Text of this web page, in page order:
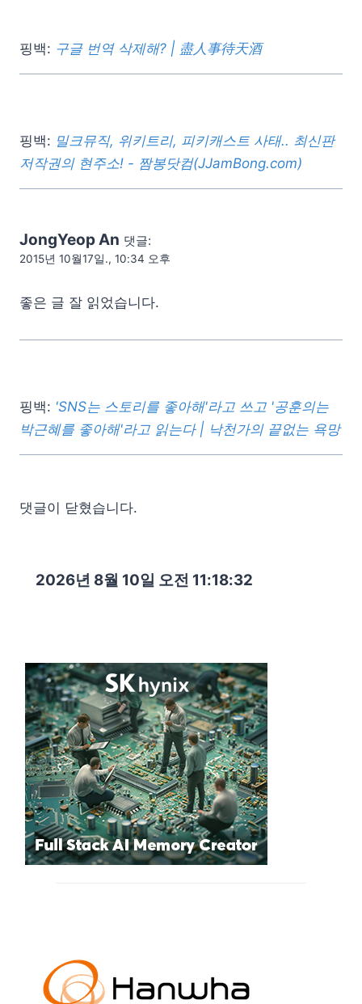
핑백: 구글 번역 삭제해? | 盡人事待天酒
핑백: 밀크뮤직, 위키트리, 피키캐스트 사태.. 최신판
저작권의 현주소! - 짬봉닷컴(JJamBong.com)
JongYeop An 댓글:
2015년 10월17일., 10:34 오후
좋은 글 잘 읽었습니다.
핑백: 'SNS는 스토리를 좋아해'라고 쓰고 '공훈의는
박근혜를 좋아해'라고 읽는다 | 낙천가의 끝없는 욕망
댓글이 닫혔습니다.
2026년 8월 10일 오전 11:18:33